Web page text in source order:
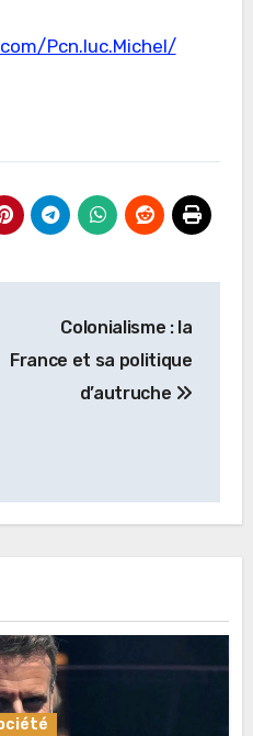
Pcn.luc.Michel/
Colonialisme : la
France et sa politique
d’autruche